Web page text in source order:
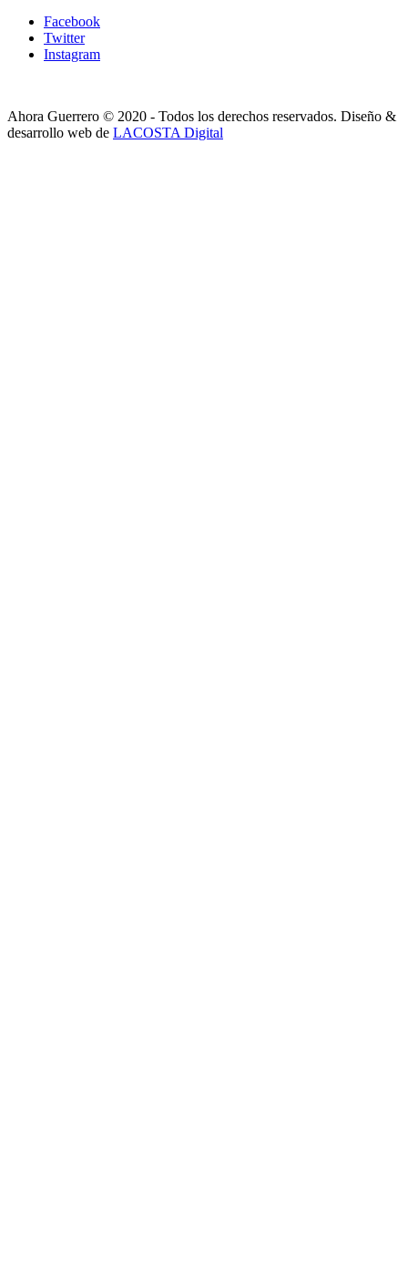
Facebook
Twitter
Instagram
Ahora Guerrero © 2020 - Todos los derechos reservados. Diseño &
desarrollo web de LACOSTA Digital